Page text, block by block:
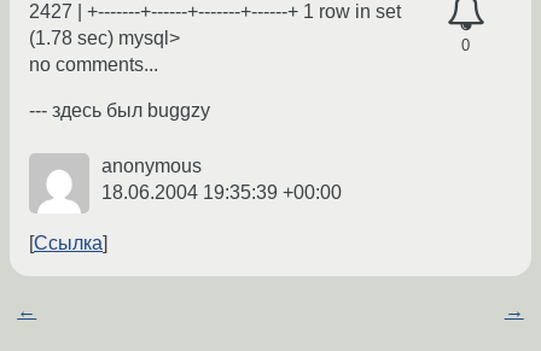
0
2427 | +-------+------+-------+------+ 1 row in set
(1.78 sec) mysql>
no comments...
--- здесь был buggzy
anonymous
18.06.2004 19:35:39 +00:00
Ссылка
← →